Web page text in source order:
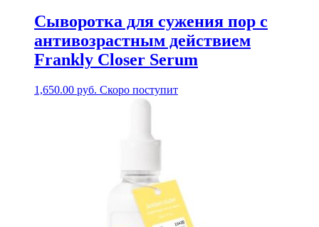
Сыворотка для сужения пор с
антивозрастным действием
Frankly Closer Serum
1,650.00 руб. Скоро поступит